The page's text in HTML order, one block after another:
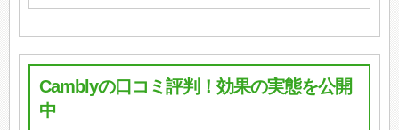
Camblyの口コミ評判！効果の実態を公開
中